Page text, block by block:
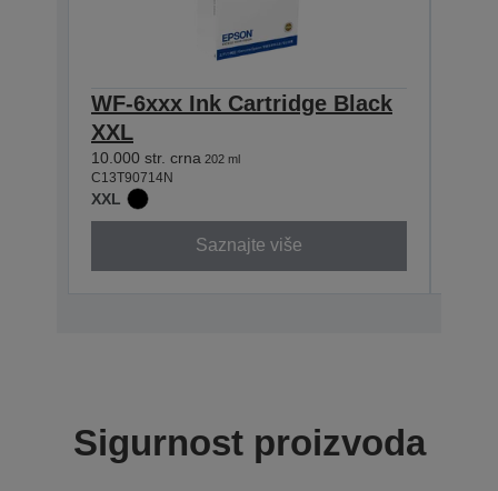
WF-6xxx Ink Cartridge Black
XXL
10.000 str. crna 202 ml
C13T90714N
XXL
Saznajte više
Sigurnost proizvoda